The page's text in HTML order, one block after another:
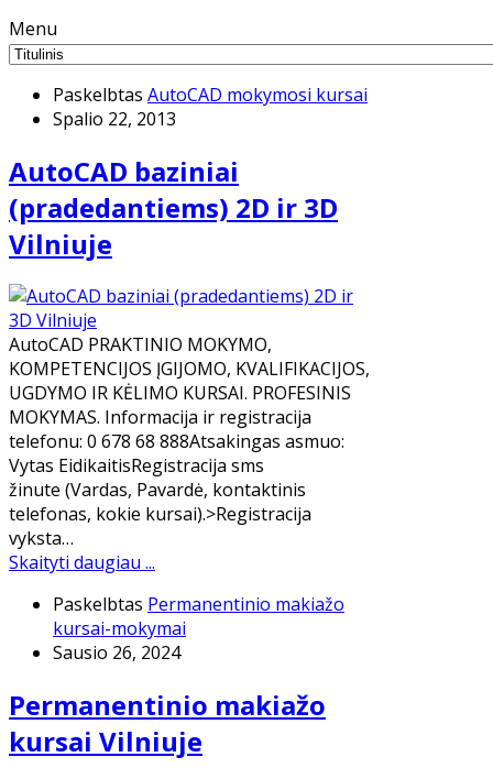
Menu
Paskelbtas AutoCAD mokymosi kursai
Spalio 22, 2013
AutoCAD baziniai
(pradedantiems) 2D ir 3D
Vilniuje
AutoCAD PRAKTINIO MOKYMO,
KOMPETENCIJOS ĮGIJOMO, KVALIFIKACIJOS,
UGDYMO IR KĖLIMO KURSAI. PROFESINIS
MOKYMAS. Informacija ir registracija
telefonu: 0 678 68 888Atsakingas asmuo:
Vytas EidikaitisRegistracija sms
žinute (Vardas, Pavardė, kontaktinis
telefonas, kokie kursai).>Registracija
vyksta…
Skaityti daugiau ...
Paskelbtas Permanentinio makiažo
kursai-mokymai
Sausio 26, 2024
Permanentinio makiažo
kursai Vilniuje